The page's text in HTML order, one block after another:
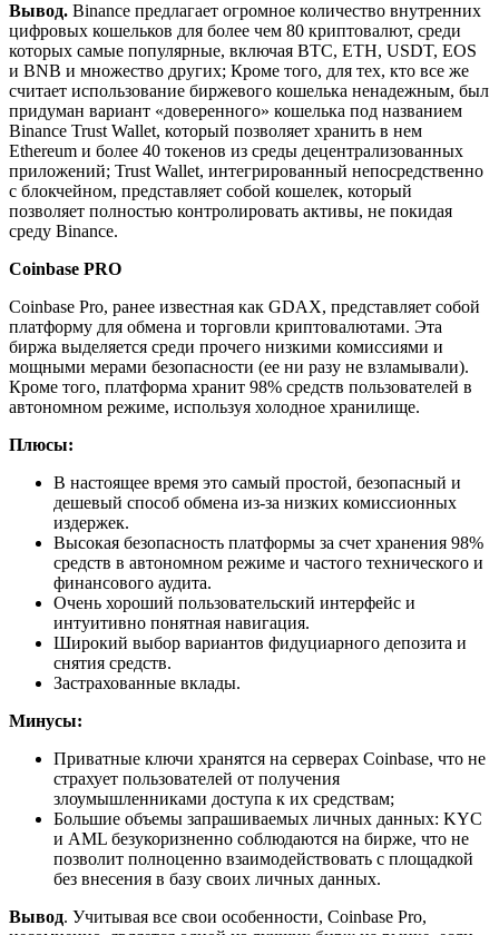
Вывод. Binance предлагает огромное количество внутренних
цифровых кошельков для более чем 80 криптовалют, среди
которых самые популярные, включая BTC, ETH, USDT, EOS
и BNB и множество других; Кроме того, для тех, кто все же
считает использование биржевого кошелька ненадежным, был
придуман вариант «доверенного» кошелька под названием
Binance Trust Wallet, который позволяет хранить в нем
Ethereum и более 40 токенов из среды децентрализованных
приложений; Trust Wallet, интегрированный непосредственно
с блокчейном, представляет собой кошелек, который
позволяет полностью контролировать активы, не покидая
среду Binance.
Coinbase PRO
Coinbase Pro, ранее известная как GDAX, представляет собой
платформу для обмена и торговли криптовалютами. Эта
биржа выделяется среди прочего низкими комиссиями и
мощными мерами безопасности (ее ни разу не взламывали).
Кроме того, платформа хранит 98% средств пользователей в
автономном режиме, используя холодное хранилище.
Плюсы:
В настоящее время это самый простой, безопасный и
дешевый способ обмена из-за низких комиссионных
издержек.
Высокая безопасность платформы за счет хранения 98%
средств в автономном режиме и частого технического и
финансового аудита.
Очень хороший пользовательский интерфейс и
интуитивно понятная навигация.
Широкий выбор вариантов фидуциарного депозита и
снятия средств.
Застрахованные вклады.
Минусы:
Приватные ключи хранятся на серверах Coinbase, что не
страхует пользователей от получения
злоумышленниками доступа к их средствам;
Большие объемы запрашиваемых личных данных: KYC
и AML безукоризненно соблюдаются на бирже, что не
позволит полноценно взаимодействовать с площадкой
без внесения в базу своих личных данных.
Вывод. Учитывая все свои особенности, Coinbase Pro,